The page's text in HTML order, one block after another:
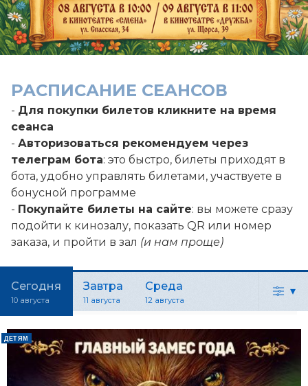
РАСПИСАНИЕ СЕАНСОВ
- Для покупки билетов кликните на время
сеанса
- Авторизоваться рекомендуем через
телеграм бота: это быстро, билеты приходят в
бота, удобно управлять билетами, участвуете в
бонусной программе
- Покупайте билеты на сайте: вы можете сразу
подойти к кинозалу, показать QR или номер
заказа, и пройти в зал (и нам проще)
Сегодня
10 августа
Завтра
11 августа
Среда
12 августа
▾
ДЕТЯМ